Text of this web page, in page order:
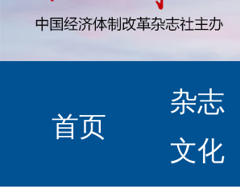
首页
杂志
文化